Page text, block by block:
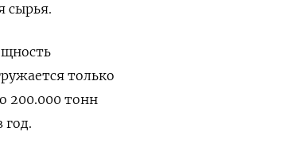
сырья.
только
200.000 тонн
год.